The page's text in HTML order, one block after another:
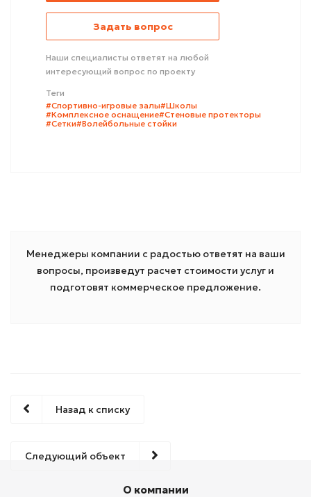
Задать вопрос
Наши специалисты ответят на любой
интересующий вопрос по проекту
Теги
#Спортивно-игровые залы#Школы
#Комплексное оснащение#Стеновые протекторы
#Сетки#Волейбольные стойки
Менеджеры компании с радостью ответят на ваши
вопросы, произведут расчет стоимости услуг и
подготовят коммерческое предложение.
Назад к списку
Следующий объект
О компании